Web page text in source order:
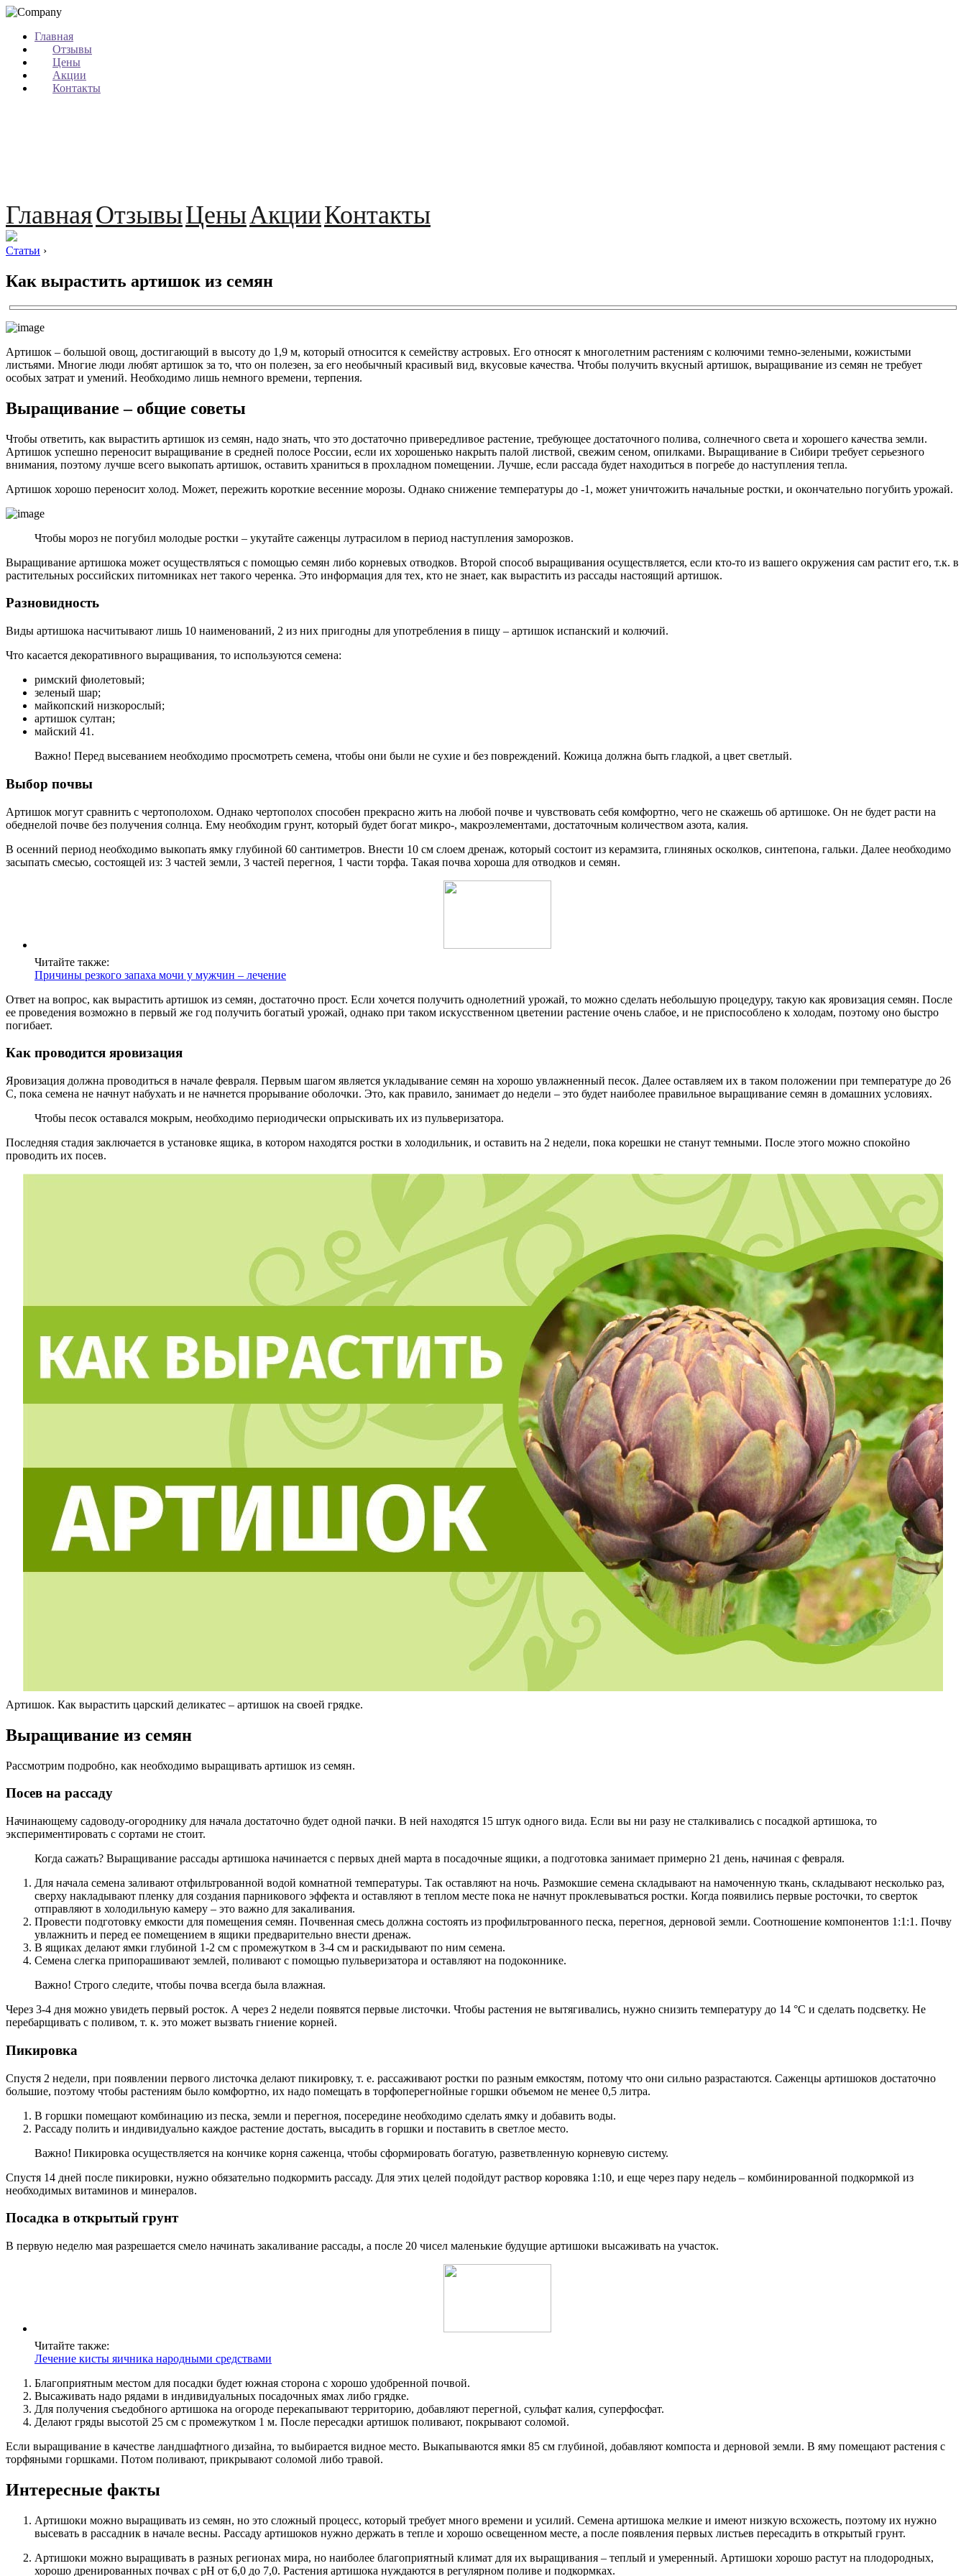
Главная
Отзывы
Цены
Акции
Контакты
ГлавнаяОтзывыЦеныАкцииКонтакты
Статьи ›
Как вырастить артишок из семян
Артишок – большой овощ, достигающий в высоту до 1,9 м, который относится к семейству астровых. Его относят к многолетним растениям с колючими темно-зелеными, кожистыми
листьями. Многие люди любят артишок за то, что он полезен, за его необычный красивый вид, вкусовые качества. Чтобы получить вкусный артишок, выращивание из семян не требует
особых затрат и умений. Необходимо лишь немного времени, терпения.
Выращивание – общие советы
Чтобы ответить, как вырастить артишок из семян, надо знать, что это достаточно привередливое растение, требующее достаточного полива, солнечного света и хорошего качества земли.
Артишок успешно переносит выращивание в средней полосе России, если их хорошенько накрыть палой листвой, свежим сеном, опилками. Выращивание в Сибири требует серьезного
внимания, поэтому лучше всего выкопать артишок, оставить храниться в прохладном помещении. Лучше, если рассада будет находиться в погребе до наступления тепла.
Артишок хорошо переносит холод. Может, пережить короткие весенние морозы. Однако снижение температуры до -1, может уничтожить начальные ростки, и окончательно погубить урожай.
Чтобы мороз не погубил молодые ростки – укутайте саженцы лутрасилом в период наступления заморозков.
Выращивание артишока может осуществляться с помощью семян либо корневых отводков. Второй способ выращивания осуществляется, если кто-то из вашего окружения сам растит его, т.к. в
растительных российских питомниках нет такого черенка. Это информация для тех, кто не знает, как вырастить из рассады настоящий артишок.
Разновидность
Виды артишока насчитывают лишь 10 наименований, 2 из них пригодны для употребления в пищу – артишок испанский и колючий.
Что касается декоративного выращивания, то используются семена:
римский фиолетовый;
зеленый шар;
майкопский низкорослый;
артишок султан;
майский 41.
Важно! Перед высеванием необходимо просмотреть семена, чтобы они были не сухие и без повреждений. Кожица должна быть гладкой, а цвет светлый.
Выбор почвы
Артишок могут сравнить с чертополохом. Однако чертополох способен прекрасно жить на любой почве и чувствовать себя комфортно, чего не скажешь об артишоке. Он не будет расти на
обеднелой почве без получения солнца. Ему необходим грунт, который будет богат микро-, макроэлементами, достаточным количеством азота, калия.
В осенний период необходимо выкопать ямку глубиной 60 сантиметров. Внести 10 см слоем дренаж, который состоит из керамзита, глиняных осколков, синтепона, гальки. Далее необходимо
засыпать смесью, состоящей из: 3 частей земли, 3 частей перегноя, 1 части торфа. Такая почва хороша для отводков и семян.
Читайте также:
Причины резкого запаха мочи у мужчин – лечение
Ответ на вопрос, как вырастить артишок из семян, достаточно прост. Если хочется получить однолетний урожай, то можно сделать небольшую процедуру, такую как яровизация семян. После
ее проведения возможно в первый же год получить богатый урожай, однако при таком искусственном цветении растение очень слабое, и не приспособлено к холодам, поэтому оно быстро
погибает.
Как проводится яровизация
Яровизация должна проводиться в начале февраля. Первым шагом является укладывание семян на хорошо увлажненный песок. Далее оставляем их в таком положении при температуре до 26
С, пока семена не начнут набухать и не начнется прорывание оболочки. Это, как правило, занимает до недели – это будет наиболее правильное выращивание семян в домашних условиях.
Чтобы песок оставался мокрым, необходимо периодически опрыскивать их из пульверизатора.
Последняя стадия заключается в установке ящика, в котором находятся ростки в холодильник, и оставить на 2 недели, пока корешки не станут темными. После этого можно спокойно
проводить их посев.
Артишок. Как вырастить царский деликатес – артишок на своей грядке.
Выращивание из семян
Рассмотрим подробно, как необходимо выращивать артишок из семян.
Посев на рассаду
Начинающему садоводу-огороднику для начала достаточно будет одной пачки. В ней находятся 15 штук одного вида. Если вы ни разу не сталкивались с посадкой артишока, то
экспериментировать с сортами не стоит.
Когда сажать? Выращивание рассады артишока начинается с первых дней марта в посадочные ящики, а подготовка занимает примерно 21 день, начиная с февраля.
Для начала семена заливают отфильтрованной водой комнатной температуры. Так оставляют на ночь. Размокшие семена складывают на намоченную ткань, складывают несколько раз,
сверху накладывают пленку для создания парникового эффекта и оставляют в теплом месте пока не начнут проклевываться ростки. Когда появились первые росточки, то сверток
отправляют в холодильную камеру – это важно для закаливания.
Провести подготовку емкости для помещения семян. Почвенная смесь должна состоять из профильтрованного песка, перегноя, дерновой земли. Соотношение компонентов 1:1:1. Почву
увлажнить и перед ее помещением в ящики предварительно внести дренаж.
В ящиках делают ямки глубиной 1-2 см с промежутком в 3-4 см и раскидывают по ним семена.
Семена слегка припорашивают землей, поливают с помощью пульверизатора и оставляют на подоконнике.
Важно! Строго следите, чтобы почва всегда была влажная.
Через 3-4 дня можно увидеть первый росток. А через 2 недели появятся первые листочки. Чтобы растения не вытягивались, нужно снизить температуру до 14 °С и сделать подсветку. Не
перебарщивать с поливом, т. к. это может вызвать гниение корней.
Пикировка
Спустя 2 недели, при появлении первого листочка делают пикировку, т. е. рассаживают ростки по разным емкостям, потому что они сильно разрастаются. Саженцы артишоков достаточно
большие, поэтому чтобы растениям было комфортно, их надо помещать в торфоперегнойные горшки объемом не менее 0,5 литра.
В горшки помещают комбинацию из песка, земли и перегноя, посередине необходимо сделать ямку и добавить воды.
Рассаду полить и индивидуально каждое растение достать, высадить в горшки и поставить в светлое место.
Важно! Пикировка осуществляется на кончике корня саженца, чтобы сформировать богатую, разветвленную корневую систему.
Спустя 14 дней после пикировки, нужно обязательно подкормить рассаду. Для этих целей подойдут раствор коровяка 1:10, и еще через пару недель – комбинированной подкормкой из
необходимых витаминов и минералов.
Посадка в открытый грунт
В первую неделю мая разрешается смело начинать закаливание рассады, а после 20 чисел маленькие будущие артишоки высаживать на участок.
Читайте также:
Лечение кисты яичника народными средствами
Благоприятным местом для посадки будет южная сторона с хорошо удобренной почвой.
Высаживать надо рядами в индивидуальных посадочных ямах либо грядке.
Для получения съедобного артишока на огороде перекапывают территорию, добавляют перегной, сульфат калия, суперфосфат.
Делают гряды высотой 25 см с промежутком 1 м. После пересадки артишок поливают, покрывают соломой.
Если выращивание в качестве ландшафтного дизайна, то выбирается видное место. Выкапываются ямки 85 см глубиной, добавляют компоста и дерновой земли. В яму помещают растения с
торфяными горшками. Потом поливают, прикрывают соломой либо травой.
Интересные факты
Артишоки можно выращивать из семян, но это сложный процесс, который требует много времени и усилий. Семена артишока мелкие и имеют низкую всхожесть, поэтому их нужно
высевать в рассадник в начале весны. Рассаду артишоков нужно держать в тепле и хорошо освещенном месте, а после появления первых листьев пересадить в открытый грунт.
Артишоки можно выращивать в разных регионах мира, но наиболее благоприятный климат для их выращивания – теплый и умеренный. Артишоки хорошо растут на плодородных,
хорошо дренированных почвах с pH от 6,0 до 7,0. Растения артишока нуждаются в регулярном поливе и подкормках.